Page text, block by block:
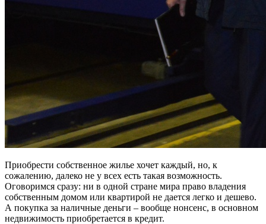
Приобрести собственное жилье хочет каждый, но, к
сожалению, далеко не у всех есть такая возможность.
Оговоримся сразу: ни в одной стране мира право владения
собственным домом или квартирой не дается легко и дешево.
А покупка за наличные деньги – вообще нонсенс, в основном
недвижимость приобретается в кредит.